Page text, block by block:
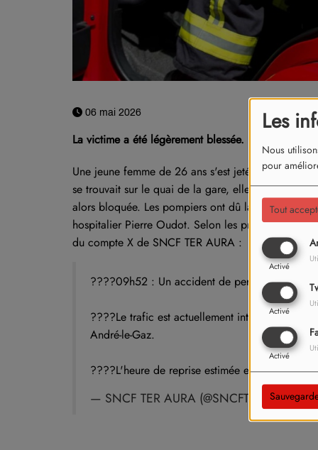
Les
Nous
pour
Tout
Activé
Activé
Activé
06 mai 2026
La victime a été légèrement blessée.
Une jeune femme de 26 ans s'est jetée sur les
se trouvait sur le quai de la gare, elle est tombée
alors bloquée. Les pompiers ont dû la sortir de là.
hospitalier Pierre Oudot. Selon les premiers
du compte X de SNCF TER AURA :
????09h52 : Un accident de personne s'est
????Le trafic est actuellement interrompu
André-le-Gaz.
????L'heure de reprise estimée est 12h00.
— SNCF TER AURA (@SNCFTERAURA)